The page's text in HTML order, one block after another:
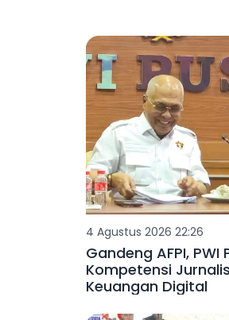
4 Agustus 2026 22:26
Gandeng AFPI,
Kompetensi
Keuangan Digital